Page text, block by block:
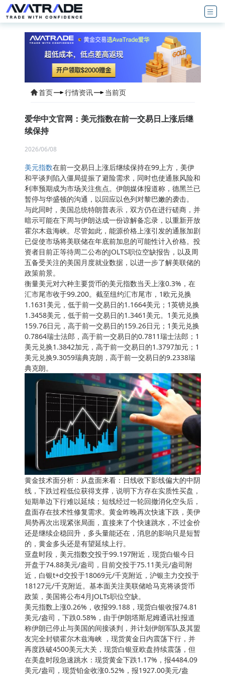
首页 行情资讯 当前页
爱华中文官网：美元指数在前一交易日上涨后继
续保持
2026/06/08
美元指数在前一交易日上涨后继续保持在99上方，美伊
和平谈判陷入僵局提振了避险需求，同时也使通胀风险和
利率预期成为市场关注焦点。伊朗媒体报道称，德黑兰已
暂停与华盛顿的沟通，以回应以色列对黎巴嫩的袭击。
与此同时，美国总统特朗普表示，双方仍在进行磋商，并
暗示可能在下周与伊朗达成一份谅解备忘录，以重新开放
霍尔木兹海峡。尽管如此，能源价格上涨引发的通胀加剧
已促使市场将美联储在年底前加息的可能性计入价格。投
资者目前正等待周二公布的JOLTS职位空缺报告，以及周
五备受关注的美国月度就业数据，以进一步了解美联储的
政策前景。
衡量美元对六种主要货币的美元指数当天上涨0.3%，在
汇市尾市收于99.200。截至纽约汇市尾市，1欧元兑换
1.1631美元，低于前一交易日的1.1664美元；1英镑兑换
1.3458美元，低于前一交易日的1.3461美元。1美元兑换
159.76日元，高于前一交易日的159.26日元；1美元兑换
0.7864瑞士法郎，高于前一交易日的0.7811瑞士法郎；1
美元兑换1.3842加元，高于前一交易日的1.3797加元；1
美元兑换9.3059瑞典克朗，高于前一交易日的9.2338瑞
典克朗。
黄金技术面分析：从盘面来看：日线收下影线偏大的中阴
线，下跌过程低位获得支撑，说明下方存在实质性买盘，
短期单边下行难以延续；短线经过一轮回撤消化空头后，
盘面存在技术性修复需求。黄金昨晚再次快速下跌，美伊
局势再次出现紧张局面，直接来了个快速跳水，不过金价
还是继续企稳回升，多头量能还在，消息的影响只是短暂
的，黄金多头还是有望延续上行。
亚盘时段，美元指数交投于99.197附近，现货白银今日
开盘于74.88美元/盎司，目前交投于75.11美元/盎司附
近，白银t+d交投于18069元/千克附近，沪银主力交投于
18127元/千克附近。基本面关注美联储哈马克将谈货币
政策，美国将公布4月JOLTs职位空缺。
美元指数上涨0.26%，收报99.188，现货白银收报74.81
美元/盎司，下跌0.58%，由于伊朗塔斯尼姆通讯社报道
称伊朗已停止与美国的间接谈判，并计划伊朗军队及其盟
友完全封锁霍尔木兹海峡 ，现货黄金日内震荡下行，并
再度跌破4500美元大关，现货白银亚欧盘持续震荡，但
在美盘时段急速跳水：现货黄金下跌1.17%，报4484.09
美元/盎司，现货铂金收涨0.52%，报1927.00美元/盎